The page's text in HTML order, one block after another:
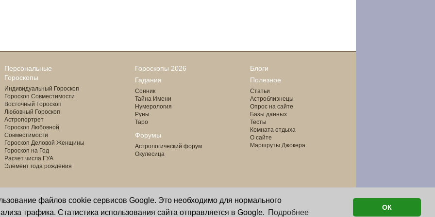
файлов cookie сервисов Google. Это необходимо для нормального
трафика. Статистика использования сайта отправляется в Google. Подробнее
ОК
Персональные
Гороскопы
Индивидуальный Гороскоп
Гороскоп Совместимости
Восточный Гороскоп
Любовный Гороскоп
Астропортрет
Гороскоп Любовной
Совместимости
Гороскоп Деловой Женщины
Гороскоп на Год
Расчет числа ГУА
Элемент года рождения
Гороскопы 2026
Гадания
Сонник
Тайна Имени
Нумерология
Руны
Таро
Форумы
Астрологический форум
Окулесица
Блоги
Полезное
Статьи
Астроблизнецы
Опрос на сайте
Базы данных
Тесты
Комната отдыха
О сайте
Маршруты Джокера
Copyright © 2000 - 2026 Oculus
Все права защищены
астролог И. Звягина
программист Ю. Данилов